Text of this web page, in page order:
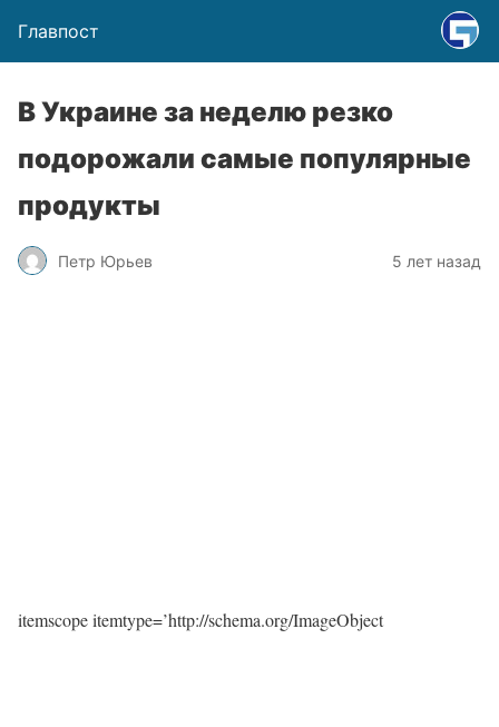
Главпост
В Украине за неделю резко
подорожали самые популярные
продукты
Петр Юрьев 5 лет назад
itemscope itemtype=’http://schema.org/ImageObject